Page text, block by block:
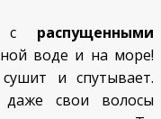
с распущенными
воде и на море!
и спутывает.
даже свои волосы